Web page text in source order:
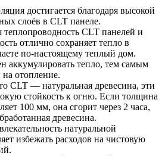
достигается благодаря высокой
слоёв в CLT панеле.
теплопроводность CLT панелей и
отлично сохраняет тепло в
по-настоящему теплый дом.
аккумулировать тепло, тем самым
отопление.
CLT — натуральная древесина, эти
стойкость к огню. Если толщина
100 мм, она сгорит через 2 часа,
древесина.
натуральной
избежать расходов на чистовую